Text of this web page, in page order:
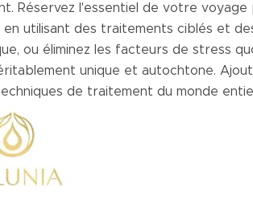
Réservez l'essentiel de votre
en utilisant des traitements ciblés et
ou éliminez les facteurs de stress
unique et autochtone.
de traitement du monde